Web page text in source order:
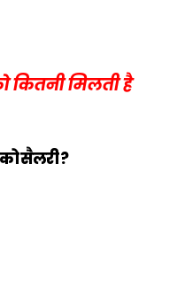
कितनी मिलती है
सैलरी ?